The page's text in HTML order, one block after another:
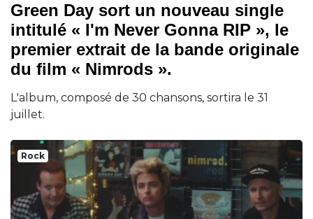
Green Day sort un nouveau single
intitulé « I'm Never Gonna RIP », le
premier extrait de la bande originale
du film « Nimrods ».
L'album, composé de 30 chansons, sortira le 31
juillet.
Rock